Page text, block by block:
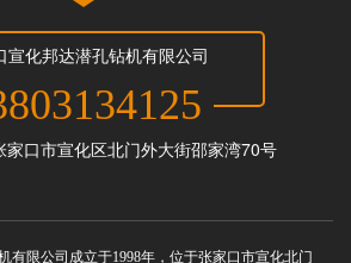
宣化邦达潜孔钻机有限公司
家口市宣化区北门外大街邵家湾70号
有限公司成立于1998年，位于张家口市宣化北门